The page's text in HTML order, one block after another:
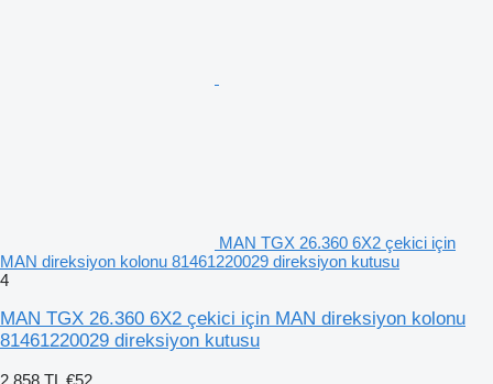
MAN TGX 26.360 6X2 çekici için
MAN direksiyon kolonu 81461220029 direksiyon kutusu
4
MAN TGX 26.360 6X2 çekici için MAN direksiyon kolonu
81461220029 direksiyon kutusu
2.858 TL €52